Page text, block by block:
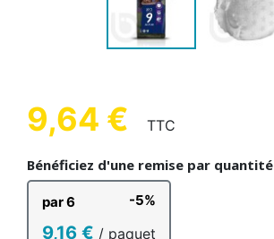
9,64 € TTC
Bénéficiez d'une remise par quantité
par 6 -5%
9,16 € / paquet